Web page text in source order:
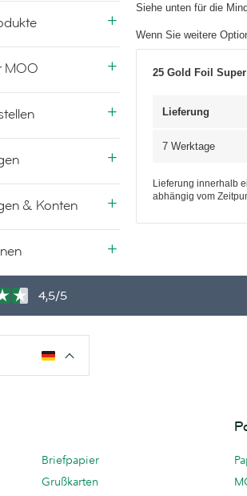
MOO
& Konten
Siehe unten für die
Wenn Sie weitere
25 Gold Foil
Lieferung
7 Werktage
Lieferung innerhalb
abhängig vom
4,5/5
Briefpapier
Grußkarten